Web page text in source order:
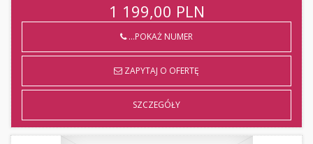
1 199,00 PLN
...POKAŻ NUMER
ZAPYTAJ O OFERTĘ
SZCZEGÓŁY